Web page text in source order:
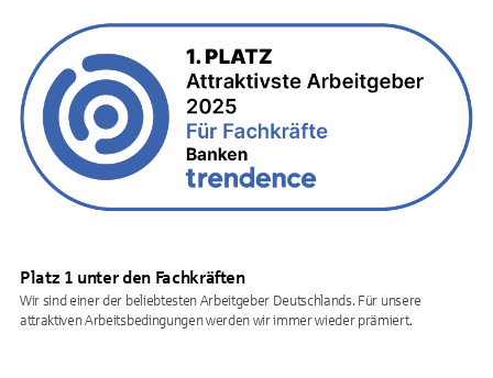
Platz 1 unter den Fachkräften
Wir sind einer der beliebtesten Arbeitgeber Deutschlands. Für unsere
attraktiven Arbeitsbedingungen werden wir immer wieder prämiert.